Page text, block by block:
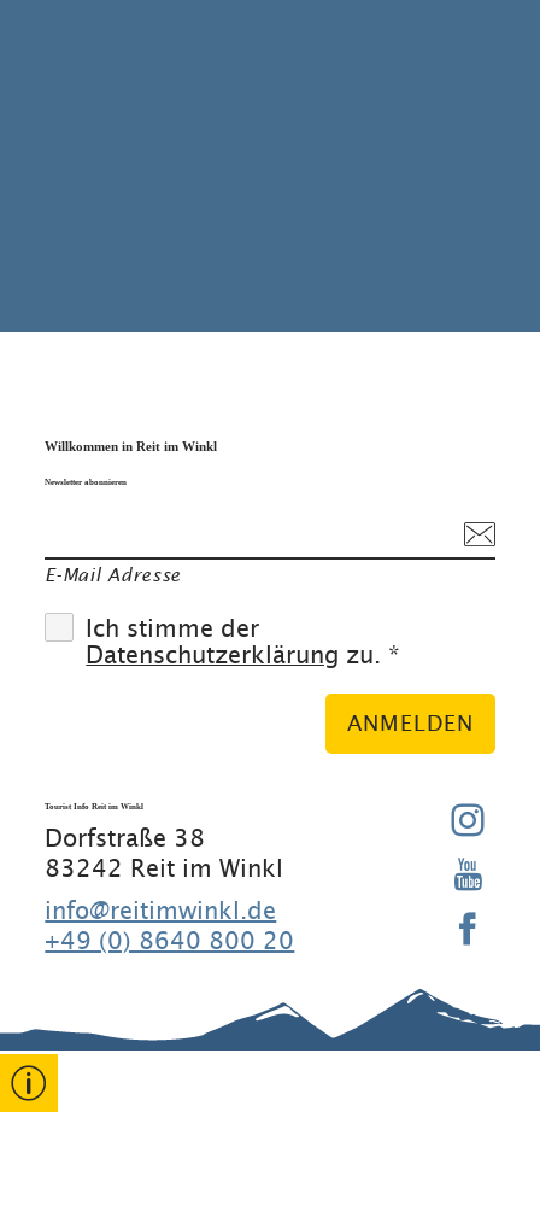
Willkommen in Reit im Winkl
Newsletter abonnieren
E-Mail Adresse
Ich stimme der
Datenschutzerklärung zu. *
ANMELDEN
Tourist Info Reit im Winkl
Dorfstraße 38
83242 Reit im Winkl
info@reitimwinkl.de
+49 (0) 8640 800 20
Gut zu wissen
Kontakt